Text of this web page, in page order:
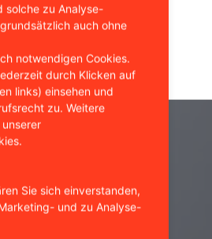
solche zu Analyse-
auch ohne
notwendigen Cookies.
durch Klicken auf
links) einsehen und
zu. Weitere
Sie sich einverstanden,
und zu Analyse-